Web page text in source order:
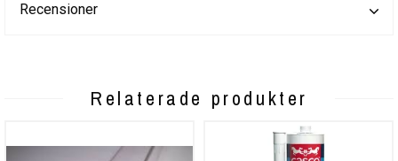
Recensioner
Relaterade produkter